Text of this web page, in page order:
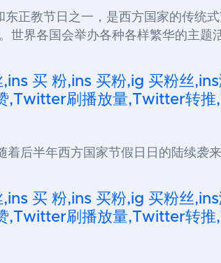
正教节日之一，是西方国家的传统
世界各国会举办各种各样繁华的主题
买 粉,ins 买粉,ig 买粉丝
,Twitter刷播放量,Twitter转
后半年西方国家节假日日的陆续袭
买 粉,ins 买粉,ig 买粉丝
,Twitter刷播放量,Twitter转